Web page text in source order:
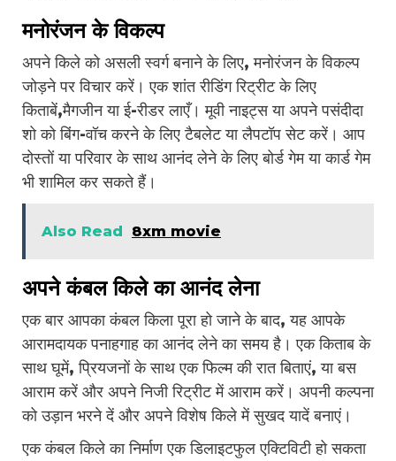
मनोरंजन के विकल्प
अपने किले को असली स्वर्ग बनाने के लिए, मनोरंजन के विकल्प
जोड़ने पर विचार करें। एक शांत रीडिंग रिट्रीट के लिए
किताबें,मैगजीन या ई-रीडर लाएँ। मूवी नाइट्स या अपने पसंदीदा
शो को बिंग-वॉच करने के लिए टैबलेट या लैपटॉप सेट करें। आप
दोस्तों या परिवार के साथ आनंद लेने के लिए बोर्ड गेम या कार्ड गेम
भी शामिल कर सकते हैं।
Also Read 8xm movie
अपने कंबल किले का आनंद लेना
एक बार आपका कंबल किला पूरा हो जाने के बाद, यह आपके
आरामदायक पनाहगाह का आनंद लेने का समय है। एक किताब के
साथ घूमें, प्रियजनों के साथ एक फिल्म की रात बिताएं, या बस
आराम करें और अपने निजी रिट्रीट में आराम करें। अपनी कल्पना
को उड़ान भरने दें और अपने विशेष किले में सुखद यादें बनाएं।
एक कंबल किले का निर्माण एक डिलाइटफुल एक्टिविटी हो सकता